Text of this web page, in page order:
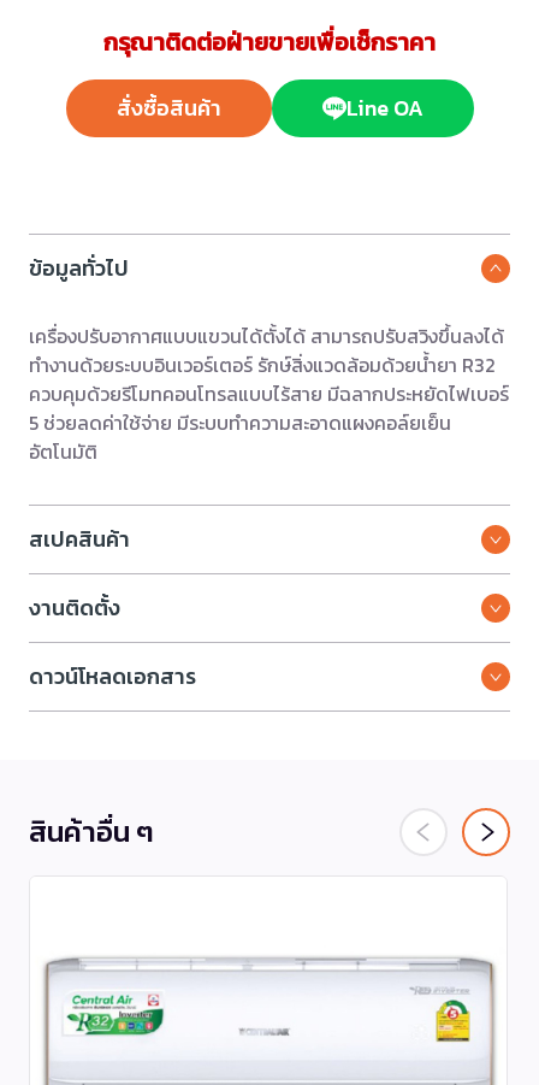
กรุณาติดต่อฝ่ายขายเพื่อเช็กราคา
สั่งซื้อสินค้า Line OA
ข้อมูลทั่วไป
เครื่องปรับอากาศแบบแขวนได้ตั้งได้ สามารถปรับสวิงขึ้นลงได้
ทำงานด้วยระบบอินเวอร์เตอร์ รักษ์สิ่งแวดล้อมด้วยน้ำยา R32
ควบคุมด้วยรีโมทคอนโทรลแบบไร้สาย มีฉลากประหยัดไฟเบอร์
5 ช่วยลดค่าใช้จ่าย มีระบบทำความสะอาดแผงคอล์ยเย็น
อัตโนมัติ
สเปคสินค้า
งานติดตั้ง
ดาวน์โหลดเอกสาร
สินค้าอื่น ๆ